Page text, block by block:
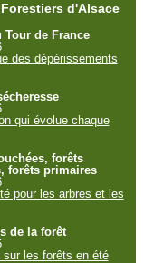
d'Alsace
Tour de France
des dépérissements
qui évolue chaque
forêts
forêts primaires
pour les arbres et les
de la forêt
sur les forêts en été